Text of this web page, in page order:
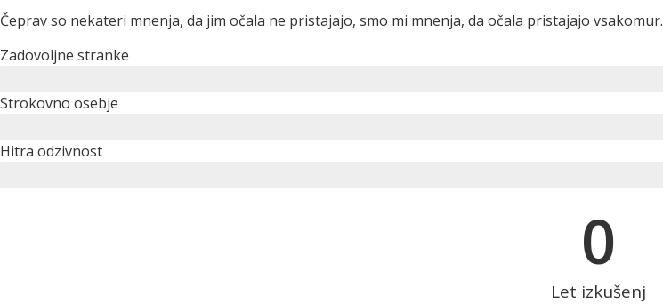
Čeprav so nekateri mnenja, da jim očala ne pristajajo, smo mi mnenja, da očala pristajajo vsakomur.
Zadovoljne stranke
Strokovno osebje
Hitra odzivnost
Let izkušenj
0